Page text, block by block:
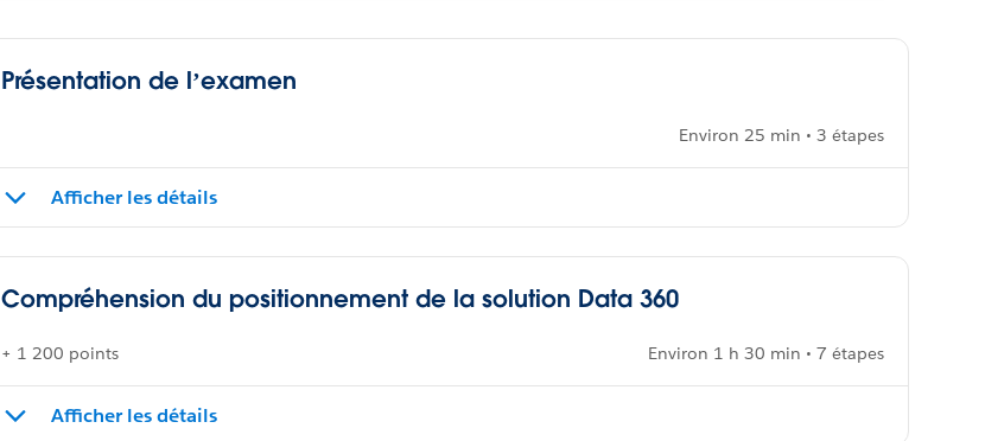
Présentation de l’examen
Environ 25 min • 3 étapes
Afficher les détails
Compréhension du positionnement de la solution Data 360
+ 1 200 points Environ 1 h 30 min • 7 étapes
Afficher les détails